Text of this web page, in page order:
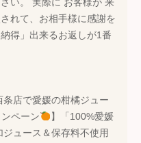
い。 実際に お客様が 来
れて、お相手様に感謝を
得」出来るお返しが1番
条店で愛媛の柑橘ジュー
ペーン
】「100%愛媛
ュース＆保存料不使用